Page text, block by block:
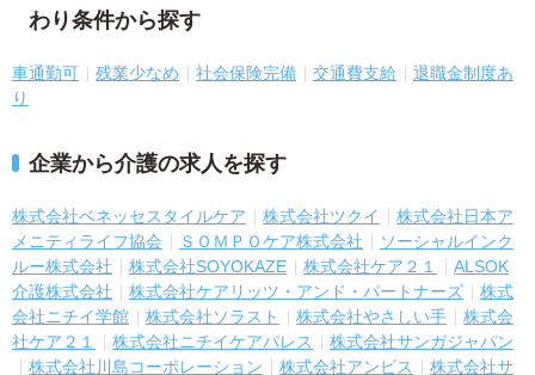
わり条件から探す
車通勤可 残業少なめ 社会保険完備 交通費支給
退職金制度あ
り
企業から介護の求人を探す
株式会社ベネッセスタイルケア 株式会社ツクイ
株式会社日本ア
メニティライフ協会
ＳＯＭＰＯケア株式会社
ソーシャルインク
ルー株式会社
株式会社SOYOKAZE 株式会社ケア２１
ALSOK
介護株式会社
株式会社ケアリッツ・アンド・パートナーズ
株式
会社ニチイ学館
株式会社ソラスト 株式会社やさしい手
株式会
社ケア２１
株式会社ニチイケアパレス
株式会社サンガジャパン
株式会社川島コーポレーション
株式会社アンビス
株式会社サ